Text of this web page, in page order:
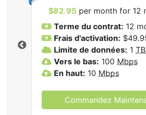
$82.95 per month for 12
Terme du contrat: 12
Frais d'activation:
Limite de données: 1 TB
Vers le bas: 100 Mbps
En haut: 10 Mbps
Commandez